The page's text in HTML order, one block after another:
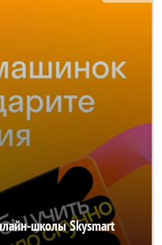
школы Skysmart